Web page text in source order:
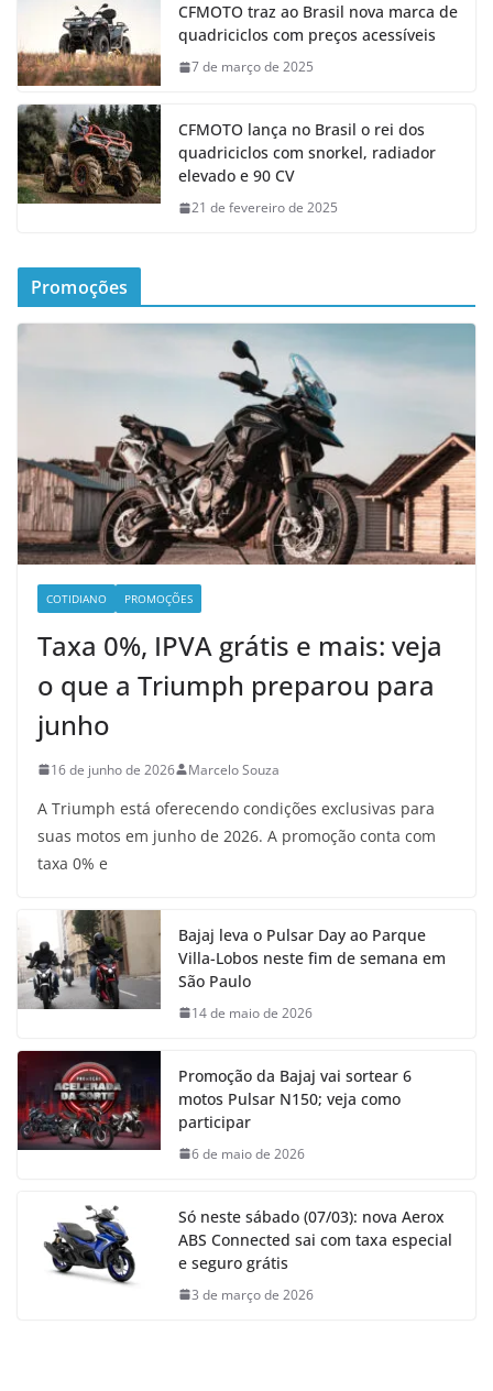
CFMOTO traz ao Brasil nova marca de
quadriciclos com preços acessíveis
7 de março de 2025
CFMOTO lança no Brasil o rei dos
quadriciclos com snorkel, radiador
elevado e 90 CV
21 de fevereiro de 2025
Promoções
COTIDIANO PROMOÇÕES
Taxa 0%, IPVA grátis e mais: veja
o que a Triumph preparou para
junho
16 de junho de 2026 Marcelo Souza
A Triumph está oferecendo condições exclusivas para
suas motos em junho de 2026. A promoção conta com
taxa 0% e
Bajaj leva o Pulsar Day ao Parque
Villa-Lobos neste fim de semana em
São Paulo
14 de maio de 2026
Promoção da Bajaj vai sortear 6
motos Pulsar N150; veja como
participar
6 de maio de 2026
Só neste sábado (07/03): nova Aerox
ABS Connected sai com taxa especial
e seguro grátis
3 de março de 2026